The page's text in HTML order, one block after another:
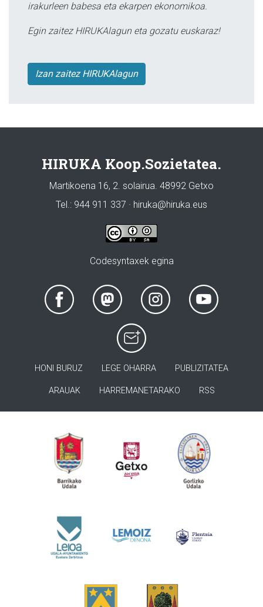
irakurleen babesa eta ekarpen ekonomikoa.
Egin zaitez HIRUKAlagun eta gozatu euskaraz!
Izan zaitez HIRUKAlagun
HIRUKA Koop.Sozietatea.
Martikoena 16, 2. solairua. 48992 Getxo
Tel.: 944 911 337 · hiruka@hiruka.eus
Codesyntaxek egina
HONI BURUZ LEGE OHARRA PUBLIZITATEA
ARAUAK HARREMANETARAKO RSS